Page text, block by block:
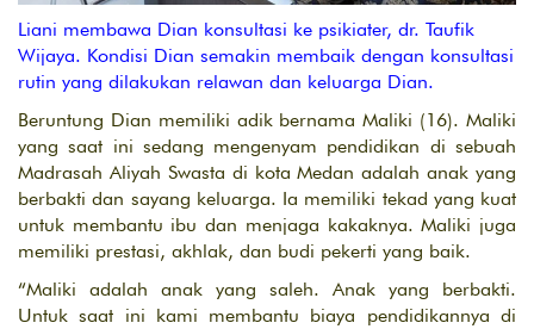
Liani membawa Dian konsultasi ke psikiater, dr. Taufik
Wijaya. Kondisi Dian semakin membaik dengan konsultasi
rutin yang dilakukan relawan dan keluarga Dian.
Beruntung Dian memiliki adik bernama Maliki (16). Maliki
yang saat ini sedang mengenyam pendidikan di sebuah
Madrasah Aliyah Swasta di kota Medan adalah anak yang
berbakti dan sayang keluarga. Ia memiliki tekad yang kuat
untuk membantu ibu dan menjaga kakaknya. Maliki juga
memiliki prestasi, akhlak, dan budi pekerti yang baik.
“Maliki adalah anak yang saleh. Anak yang berbakti.
Untuk saat ini kami membantu biaya pendidikannya di